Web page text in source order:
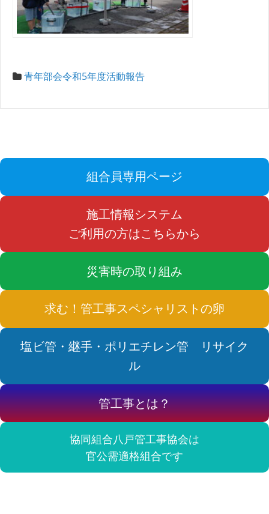
青年部会令和5年度活動報告
組合員専用ページ
施工情報システム
ご利用の方はこちらから
災害時の取り組み
求む！管工事スペシャリストの卵
塩ビ管・継手・ポリエチレン管 リサイク
ル
管工事とは？
協同組合八戸管工事協会は
官公需適格組合です